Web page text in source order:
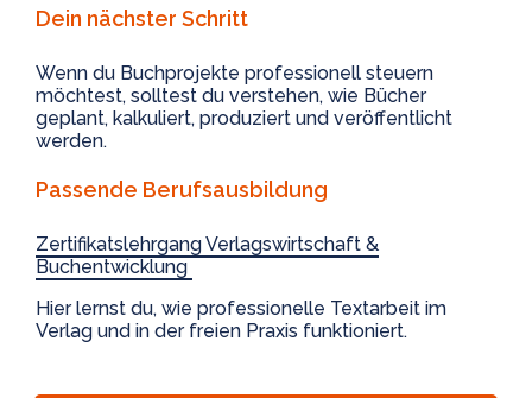
Dein nächster Schritt
Wenn du Buchprojekte professionell steuern
möchtest, solltest du verstehen, wie Bücher
geplant, kalkuliert, produziert und veröffentlicht
werden.
Passende Berufsausbildung
Zertifikatslehrgang Verlagswirtschaft &
Buchentwicklung
Hier lernst du, wie professionelle Textarbeit im
Verlag und in der freien Praxis funktioniert.